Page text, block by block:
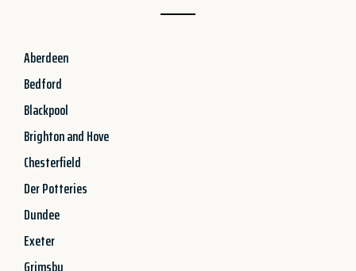
Aberdeen
Bedford
Blackpool
Brighton and Hove
Chesterfield
Der Potteries
Dundee
Exeter